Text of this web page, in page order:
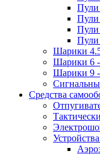
Пули
Пули
Шарики
Шарики 6
Шарики 9
Средства